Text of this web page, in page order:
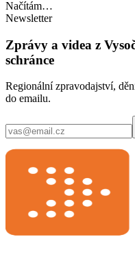
Načítám…
Newsletter
Zprávy a videa z
schránce
Regionální zpravodajství,
do emailu.